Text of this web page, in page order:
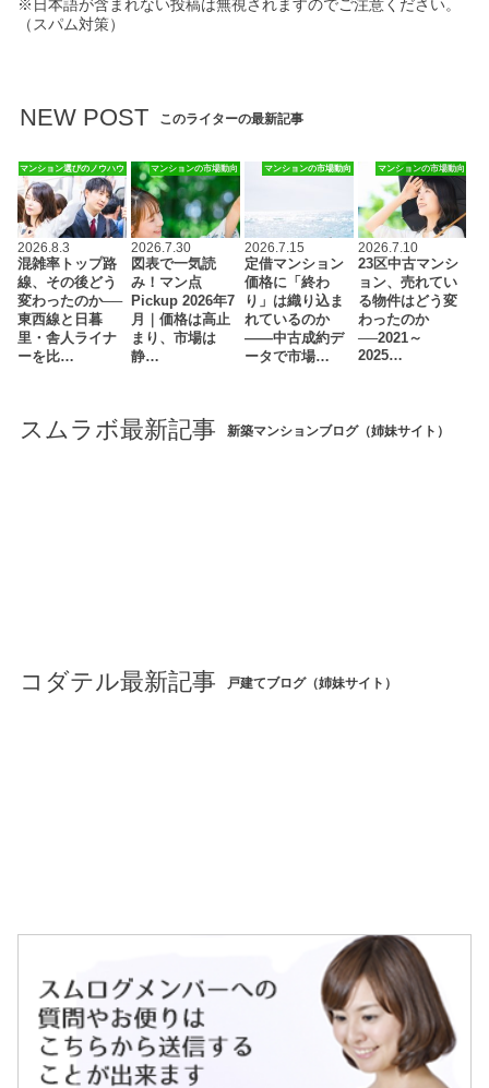
※日本語が含まれない投稿は無視されますのでご注意ください。
（スパム対策）
NEW POST このライターの最新記事
マンション選びのノウハウ
2026.8.3
混雑率トップ路
線、その後どう
変わったのか──
東西線と日暮
里・舎人ライナ
ーを比…
マンションの市場動向
2026.7.30
図表で一気読
み！マン点
Pickup 2026年7
月｜価格は高止
まり、市場は
静…
マンションの市場動向
2026.7.15
定借マンション
価格に「終わ
り」は織り込ま
れているのか
――中古成約デ
ータで市場…
マンションの市場動向
2026.7.10
23区中古マンシ
ョン、売れてい
る物件はどう変
わったのか
──2021～
2025…
スムラボ最新記事 新築マンションブログ（姉妹サイト）
コダテル最新記事 戸建てブログ（姉妹サイト）